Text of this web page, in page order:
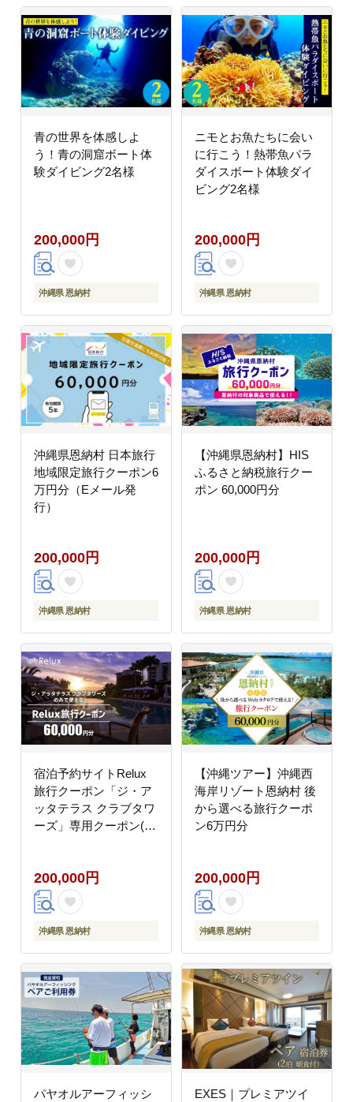
青の世界を体感しよ
う！青の洞窟ボート体
験ダイビング2名様
200,000円
沖縄県 恩納村
ニモとお魚たちに会い
に行こう！熱帯魚パラ
ダイスボート体験ダイ
ビング2名様
200,000円
沖縄県 恩納村
沖縄県恩納村 日本旅行
地域限定旅行クーポン6
万円分（Eメール発
行）
200,000円
沖縄県 恩納村
【沖縄県恩納村】HIS
ふるさと納税旅行クー
ポン 60,000円分
200,000円
沖縄県 恩納村
宿泊予約サイトRelux
旅行クーポン「ジ・ア
ッタテラス クラブタワ
ーズ」専用クーポン(6
200,000円
沖縄県 恩納村
【沖縄ツアー】沖縄西
海岸リゾート恩納村 後
から選べる旅行クーポ
ン6万円分
200,000円
沖縄県 恩納村
パヤオルアーフィッシ
EXES｜プレミアツイ